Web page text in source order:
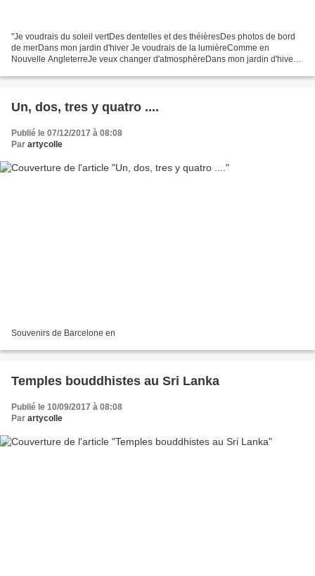
"Je voudrais du soleil vertDes dentelles et des théièresDes photos de bord
de merDans mon jardin d'hiver Je voudrais de la lumièreComme en
Nouvelle AngleterreJe veux changer d'atmosphèreDans mon jardin d'hiver"
Un, dos, tres y quatro ....
Publié le 07/12/2017 à 08:08
Par artycolle
Souvenirs de Barcelone en
Temples bouddhistes au Sri Lanka
Publié le 10/09/2017 à 08:08
Par artycolle